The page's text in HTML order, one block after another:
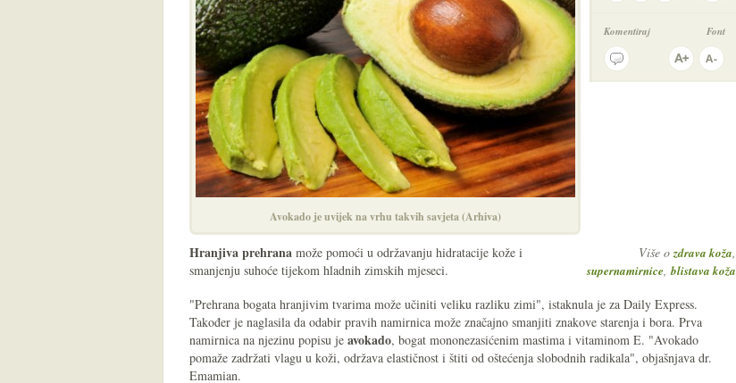
Avokado je uvijek na vrhu takvih savjeta (Arhiva)
Komentiraj Font
Više ozdrava koža,
supernamirnice, blistava koža
Hranjiva prehrana može pomoći u održavanju hidratacije kože i
smanjenju suhoće tijekom hladnih zimskih mjeseci.
"Prehrana bogata hranjivim tvarima može učiniti veliku razliku zimi", istaknula je za Daily Express.
Također je naglasila da odabir pravih namirnica može značajno smanjiti znakove starenja i bora. Prva
namirnica na njezinu popisu je avokado, bogat mononezasićenim mastima i vitaminom E. "Avokado
pomaže zadržati vlagu u koži, održava elastičnost i štiti od oštećenja slobodnih radikala", objašnjava dr.
Emamian.